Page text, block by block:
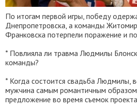
По итогам первой игры, победу
Днепропетровска, а команды
Франковска потерпели поражение и
* Повлияла ли травма Людмилы
команды?
* Когда состоится свадьба Людмилы,
мужчина самым романтичным
предложение во время съемок